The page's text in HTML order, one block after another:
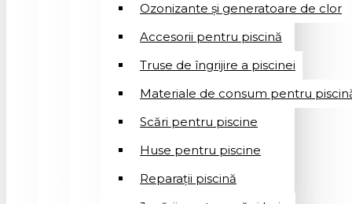
Ozonizante și generatoare de clor
Accesorii pentru piscină
Truse de îngrijire a piscinei
Materiale de consum pentru
Scări pentru piscine
Huse pentru piscine
Reparații piscină